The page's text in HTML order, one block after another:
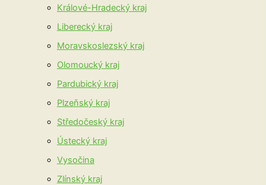
Králové-Hradecký kraj
Liberecký kraj
Moravskoslezský kraj
Olomoucký kraj
Pardubický kraj
Plzeňský kraj
Středočeský kraj
Ústecký kraj
Vysočina
Zlínský kraj